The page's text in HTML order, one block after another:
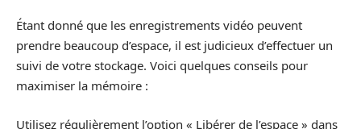
Étant donné que les enregistrements vidéo peuvent
prendre beaucoup d’espace, il est judicieux d’effectuer un
suivi de votre stockage. Voici quelques conseils pour
maximiser la mémoire :
Utilisez régulièrement l’option « Libérer de l’espace » dans